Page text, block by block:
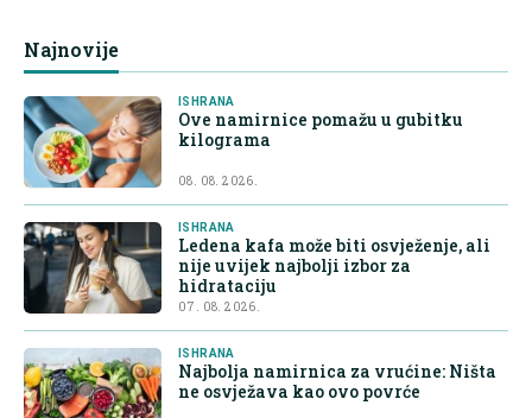
Najnovije
ISHRANA
Ove namirnice pomažu u gubitku
kilograma
08. 08. 2026.
ISHRANA
Ledena kafa može biti osvježenje, ali
nije uvijek najbolji izbor za
hidrataciju
07. 08. 2026.
ISHRANA
Najbolja namirnica za vrućine: Ništa
ne osvježava kao ovo povrće